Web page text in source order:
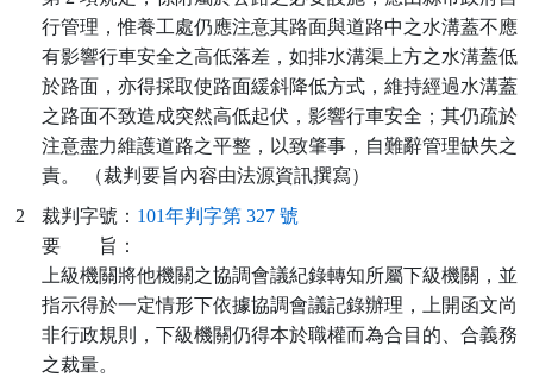
行管理，惟養工處仍應注意其路面與道路中之水溝蓋不應
有影響行車安全之高低落差，如排水溝渠上方之水溝蓋低
於路面，亦得採取使路面緩斜降低方式，維持經過水溝蓋
之路面不致造成突然高低起伏，影響行車安全；其仍疏於
注意盡力維護道路之平整，以致肇事，自難辭管理缺失之
責。 （裁判要旨內容由法源資訊撰寫）
2
裁判字號： 101年判字第 327 號
要
旨：
上級機關將他機關之協調會議紀錄轉知所屬下級機關，並
指示得於一定情形下依據協調會議記錄辦理，上開函文尚
非行政規則，下級機關仍得本於職權而為合目的、合義務
之裁量。